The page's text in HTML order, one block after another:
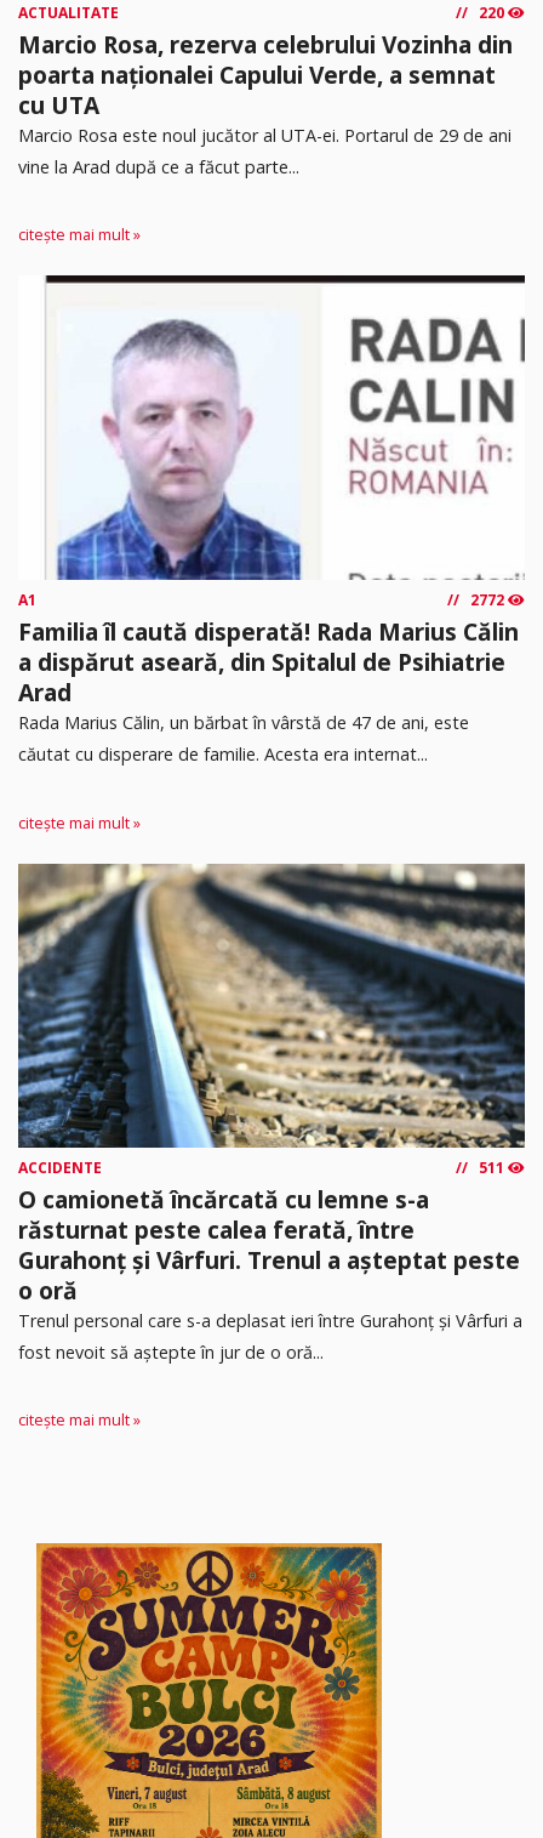
ACTUALITATE 220
Marcio Rosa, rezerva celebrului Vozinha din
poarta naționalei Capului Verde, a semnat
cu UTA
Marcio Rosa este noul jucător al UTA-ei. Portarul de 29 de ani
vine la Arad după ce a făcut parte...
citește mai mult »
A1 2772
Familia îl caută disperată! Rada Marius Călin
a dispărut aseară, din Spitalul de Psihiatrie
Arad
Rada Marius Călin, un bărbat în vârstă de 47 de ani, este
căutat cu disperare de familie. Acesta era internat...
citește mai mult »
ACCIDENTE 511
O camionetă încărcată cu lemne s-a
răsturnat peste calea ferată, între
Gurahonț și Vârfuri. Trenul a așteptat peste
o oră
Trenul personal care s-a deplasat ieri între Gurahonț și Vârfuri a
fost nevoit să aștepte în jur de o oră...
citește mai mult »